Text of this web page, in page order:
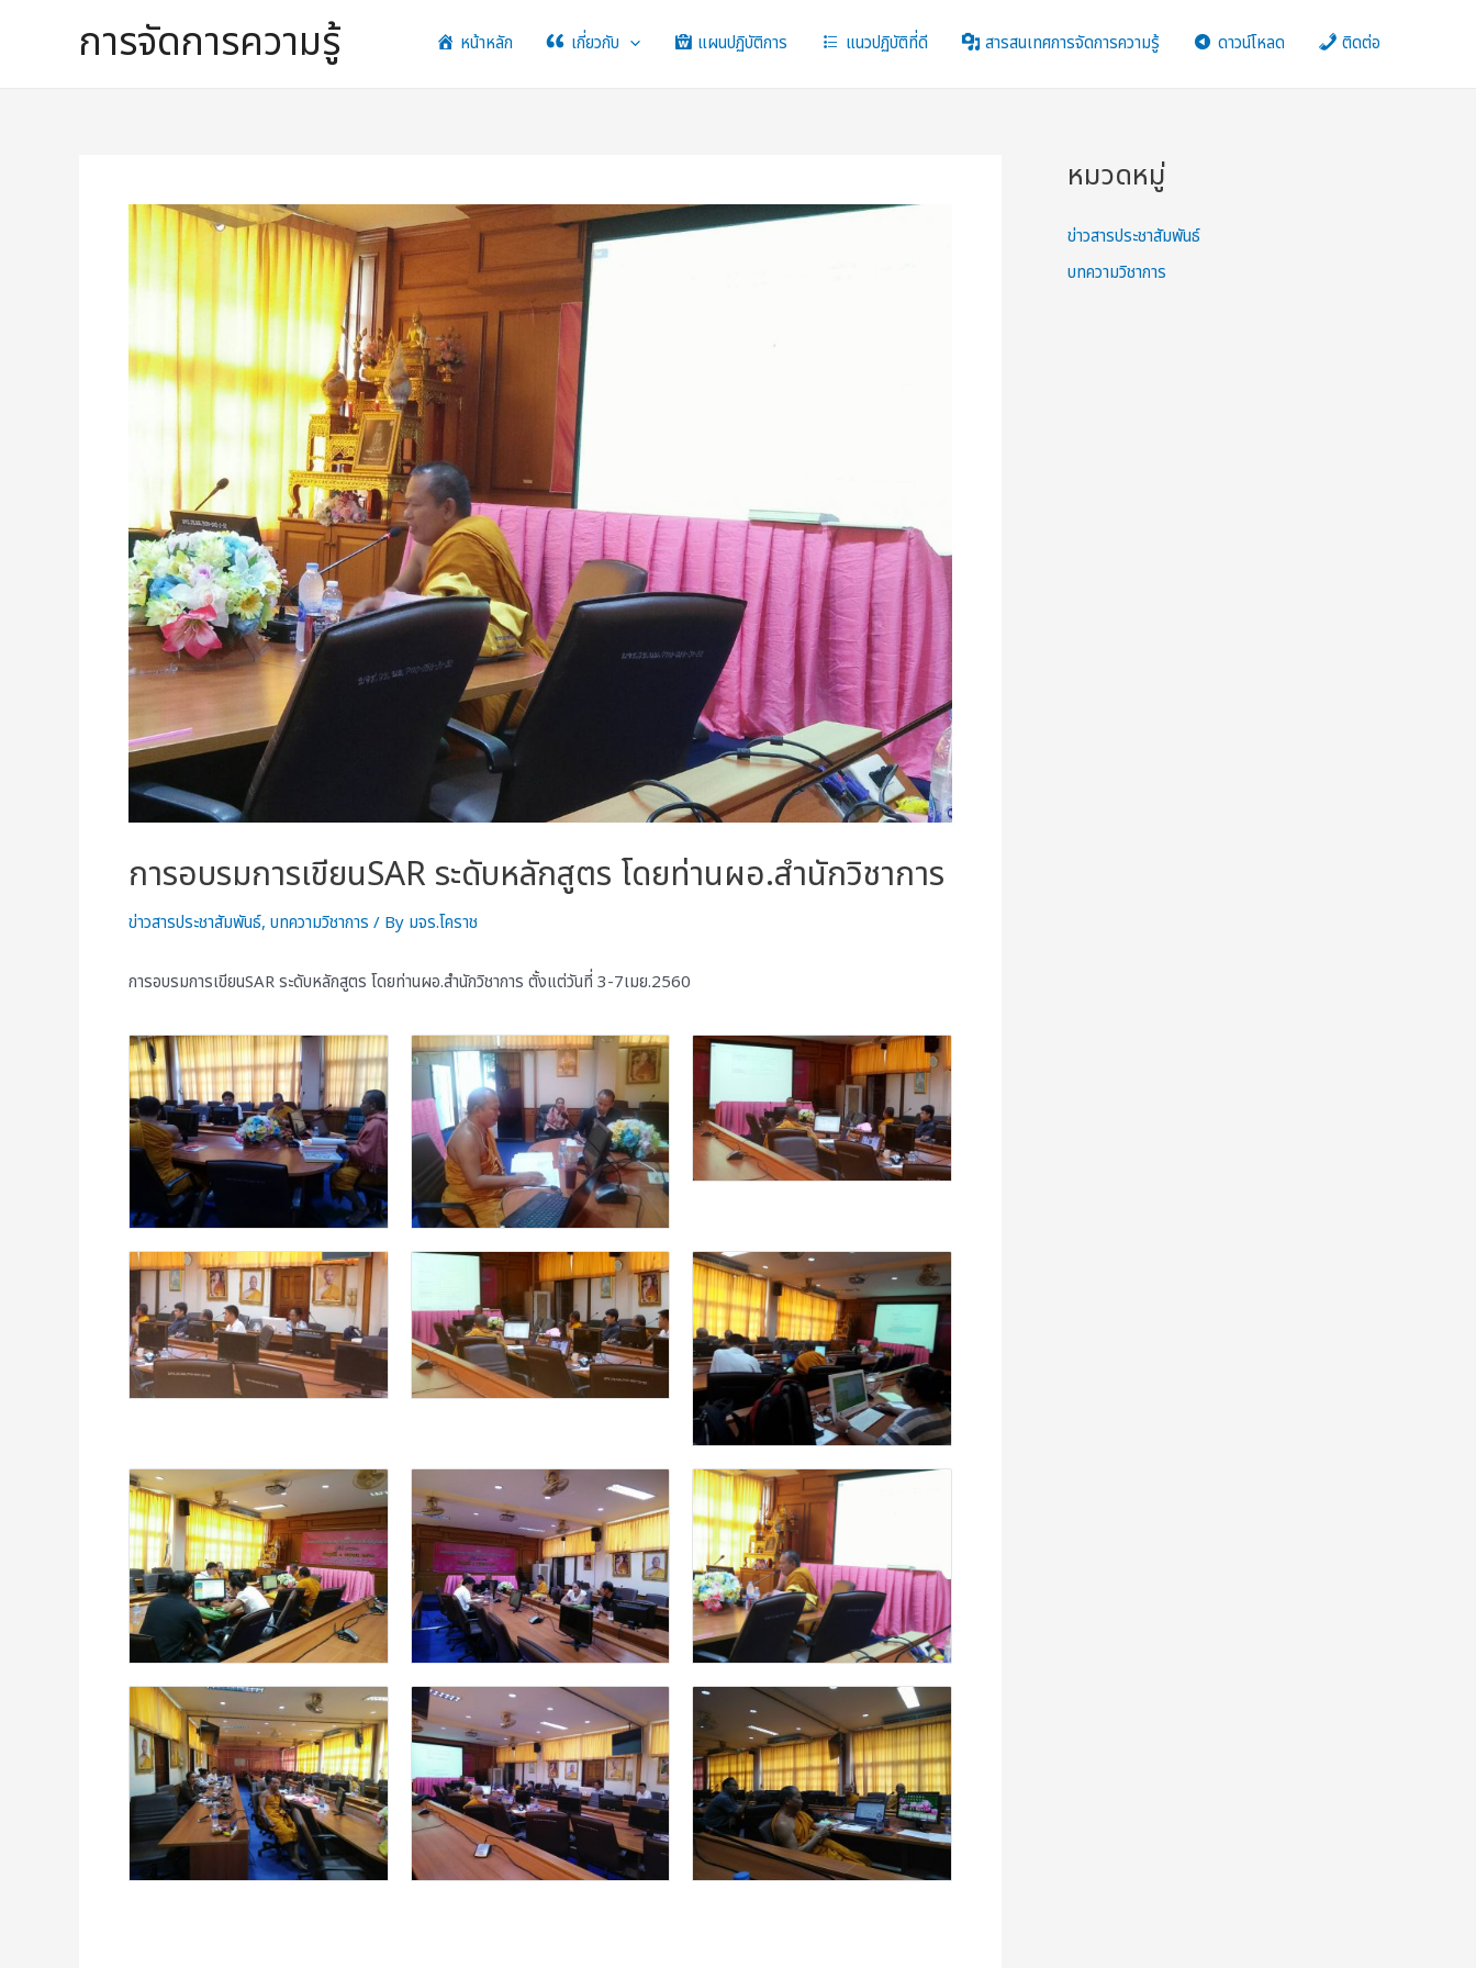
การจัดการความรู้ หน้าหลัก เกี่ยวกับ แผนปฏิบัติการ แนวปฏิบัติที่ดี สารสนเทศการจัดการความรู้ ดาวน์โหลด ติดต่อ
การอบรมการเขียนSAR ระดับหลักสูตร โดยท่านผอ.สำนักวิชาการ
ข่าวสารประชาสัมพันธ์, บทความวิชาการ / By มจร.โคราช
การอบรมการเขียนSAR ระดับหลักสูตร โดยท่านผอ.สำนักวิชาการ ตั้งแต่วันที่ 3-7เมย.2560
หมวดหมู่
ข่าวสารประชาสัมพันธ์
บทความวิชาการ